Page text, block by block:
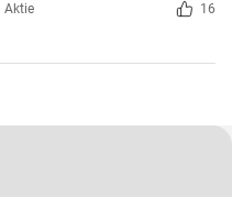
Aktie 16